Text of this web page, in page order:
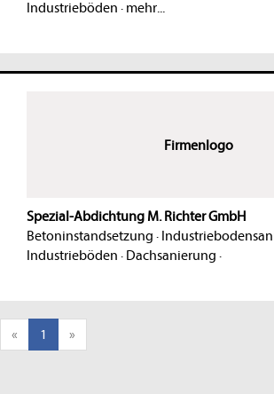
Industrieböden · mehr...
Firmenlogo
Spezial-Abdichtung M. Richter GmbH
Betoninstandsetzung ·
Industrieböden · Dachsanierung ·
« 1 »